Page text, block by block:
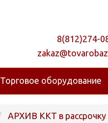
8(812)274-
Торговое оборудование
АРХИВ ККТ в рассрочку